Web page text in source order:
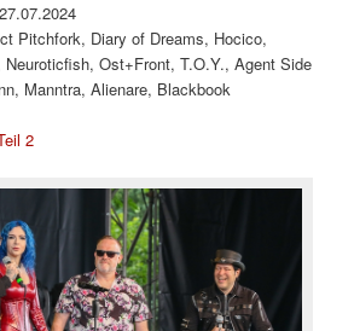
Pitchfork, Diary of Dreams, Hocico,
Ost+Front, T.O.Y., Agent Side
Manntra, Alienare, Blackbook
2